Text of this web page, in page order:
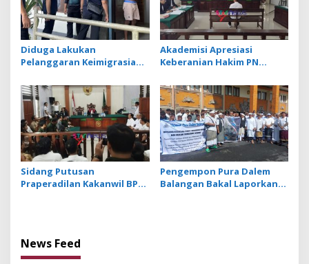
Diduga Lakukan
Pelanggaran Keimigrasian,
Imigrasi Denpasar
Akademisi Apresiasi
Keberanian Hakim PN
Penahanan Rumah Piet Arja
Saputra
Sidang Putusan
Praperadilan Kakanwil BPN
Pengempon Pura Dalem
Balangan Bakal Laporkan
News Feed